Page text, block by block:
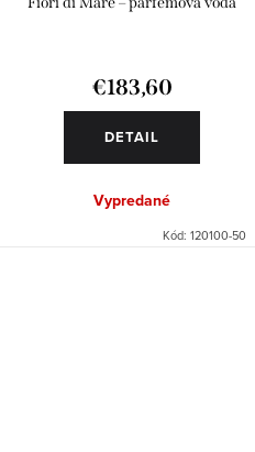
€183,60
DETAIL
Vypredané
Kód: 120100-50